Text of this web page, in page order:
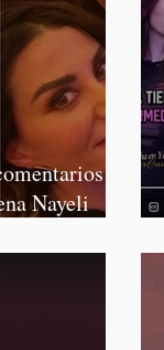
de
Nayeli